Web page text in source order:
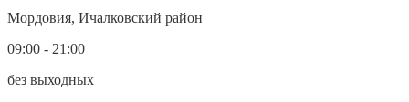
Мордовия, Ичалковский район
09:00 - 21:00
без выходных